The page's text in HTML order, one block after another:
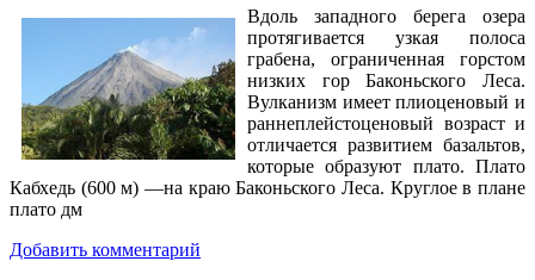
Вдоль западного берега озера
протягивается узкая полоса
грабена, ограниченная горстом
низких гор Баконьского Леса.
Вулканизм имеет плиоценовый и
раннеплейстоценовый возраст и
отличается развитием базальтов,
которые образуют плато. Плато
Кабхедь (600 м) —на краю Баконьского Леса. Круглое в плане
плато дм
Добавить комментарий